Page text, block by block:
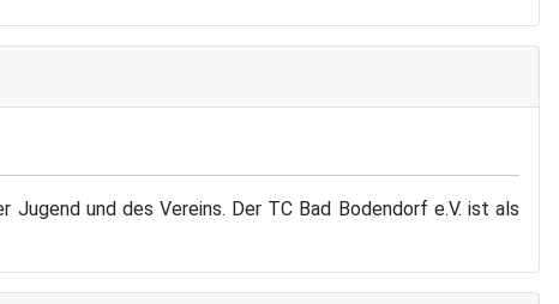
und des Vereins. Der TC Bad Bodendorf e.V. ist als